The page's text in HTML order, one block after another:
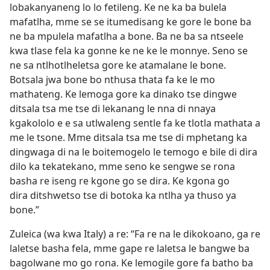
lobakanyaneng lo lo fetileng. Ke ne ka ba bulela
mafatlha, mme se se itumedisang ke gore le bone ba
ne ba mpulela mafatlha a bone. Ba ne ba sa ntseele
kwa tlase fela ka gonne ke ne ke le monnye. Seno se
ne sa ntlhotlheletsa gore ke atamalane le bone.
Botsala jwa bone bo nthusa thata fa ke le mo
mathateng. Ke lemoga gore ka dinako tse dingwe
ditsala tsa me tse di lekanang le nna di nnaya
kgakololo e e sa utlwaleng sentle fa ke tlotla mathata a
me le tsone. Mme ditsala tsa me tse di mphetang ka
dingwaga di na le boitemogelo le temogo e bile di dira
dilo ka tekatekano, mme seno ke sengwe se rona
basha re iseng re kgone go se dira. Ke kgona go
dira ditshwetso tse di botoka ka ntlha ya thuso ya
bone.”
Zuleica (wa kwa Italy) a re: “Fa re na le dikokoano, ga re
laletse basha fela, mme gape re laletsa le bangwe ba
bagolwane mo go rona. Ke lemogile gore fa batho ba